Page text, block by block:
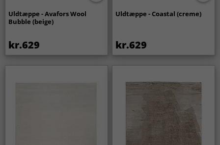
Uldtæppe - Avafors Wool
Bubble (beige)
kr.629
Uldtæppe - Coastal (creme)
kr.629